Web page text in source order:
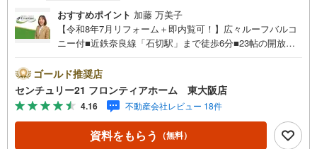
おすすめポイント 加藤 万美子
【令和8年7月リフォーム＋即内覧可！】広々ルーフバルコ
ニー付■近鉄奈良線「石切駅」まで徒歩6分■23帖の開放感
る3LDK リフォーム内容・クロス張替・床張替・ハウスク
リーニング 立地・東大阪市立石切東小学校まで徒歩約4
分・東大阪市立石切中学校まで徒歩約23分 弊社が選ばれる
理由 1.お金の扱い方のプロ、ファイナンシャルプランナー
が資金計画をサポート！2.買い替えなどにも対応できる売
却専門チームあり！3.たくさんの銀行と繋がりがあるた
ゴールド推奨店
センチュリー21 フロンティアホーム 東大阪店
4.16 不動産会社レビュー 18件
資料をもらう （無料）